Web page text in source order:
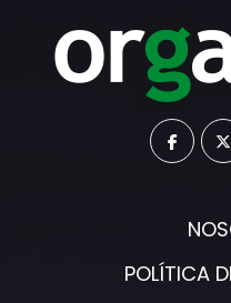
POLÍTICA